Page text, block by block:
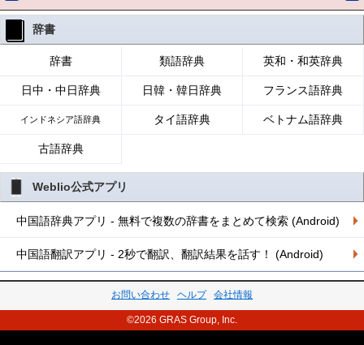
辞書
辞書 類語辞典 英和・和英辞典
日中・中日辞典 日韓・韓日辞典 フランス語辞典
インドネシア語辞典 タイ語辞典 ベトナム語辞典
古語辞典
Weblio公式アプリ
中国語辞典アプリ - 無料で複数の辞書をまとめて検索 (Android)
中国語翻訳アプリ - 2秒で翻訳、翻訳結果を話す！ (Android)
お問い合わせ ヘルプ 会社情報
©2026 GRAS Group, Inc.